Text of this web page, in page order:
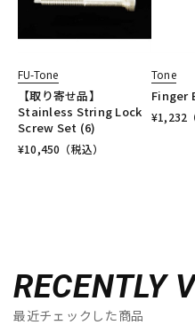
FU-Tone
【取り寄せ品】
Stainless String Lock
Screw Set (6)
¥10,450 （税込）
Tone
Finger
¥1,232
RECENTLY
最近チェックした商品